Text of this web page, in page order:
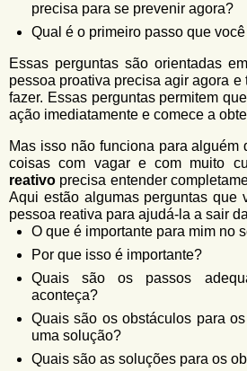
precisa para se prevenir agora?
Qual é o primeiro passo que
Essas perguntas são orientadas
pessoa proativa precisa agir agora e
fazer. Essas perguntas permitem
ação imediatamente e comece a
Mas isso não funciona para alguém
coisas com vagar e com muito
reativo precisa entender
Aqui estão algumas perguntas que
pessoa reativa para ajudá-la a sair
O que é importante para mim no
Por que isso é importante?
Quais são os passos
aconteça?
Quais são os obstáculos para
uma solução?
Quais são as soluções para os